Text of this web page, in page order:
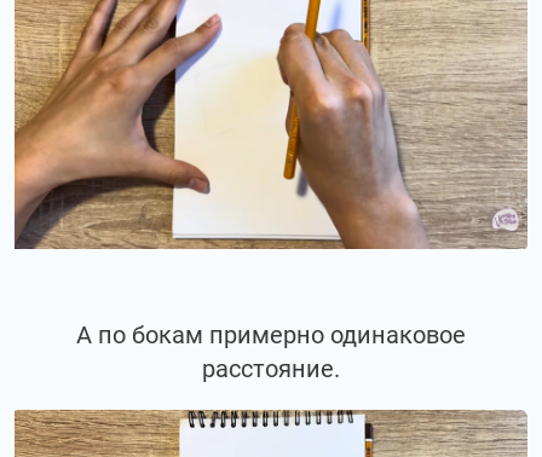
А по бокам примерно одинаковое
расстояние.